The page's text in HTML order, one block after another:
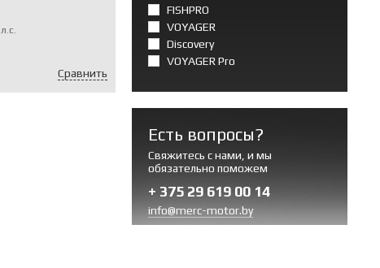
FISHPRO
VOYAGER
Discovery
VOYAGER Pro
Есть вопросы?
Свяжитесь с нами, и мы
обязательно поможем
+ 375 29 619 00 14
info@merc-motor.by
л.с.
Сравнить